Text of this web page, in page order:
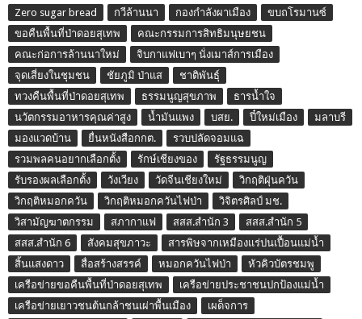
Zero sugar bread
กวีล้านนา กองกำลังผาเมือง
ขบถโรมานซ์
ขอคืนพื้นที่ป่าดอยสุเทพ
คณะกรรมการสิทธิมนุษยชน
คณะก่อการล้านนาใหม่
จิบกาแฟเบาๆ นั่งเมาส์การเมือง
จุดเสี่ยงในชุมชน
ชัยภูมิ ป่าแส
ชาติพันธุ์
ทวงคืนพื้นที่ป่าดอยสุเทพ
ธรรมนูญสุขภาพ
ธารน้ำใจ
นวัตกรรมอาหารคุณค่าสูง
น้ำมันแพง บสย. ปี๋ใหม่เมือง
มลาบรี
มองแวดบ้าน
ยื่นหนังสือกกต.
รวบปลัดจอมแฉ
รวมพลคนอยากเลือกตั้ง
รักษ์เชียงของ
รัฐธรรมนูญ
รับรองผลเลือกตั้ง
วังเวียง วัดจีนเชียงใหม่
วิกฤติฝุ่นควัน
วิกฤติหมอกควัน
วิกฤติหมอกควันไฟป่า
วิจิตรศิลป์ มช.
วิสามัญฆาตกรรม
สภากาแฟ สสส.สำนัก 3
สสส.สำนัก 5
สสส.สำนัก 6
สังคมสุขภาวะ
สารพิษจากเหมืองแร่ปนเปื้อนแม่น้ำ
สิ้นแสงดาว
สื่อสร้างสรรค์ หมอกควันไฟป่า
หัวคิวบัตรชมพู
เครือข่ายขอคืนพื้นที่ป่าดอยสุเทพ
เครือข่ายประชาชนปกป้องแม่น้ำ
เครือข่ายเยาวชนต้นกล้าชนเผ่าพื้นเมือง
เผด็จการ